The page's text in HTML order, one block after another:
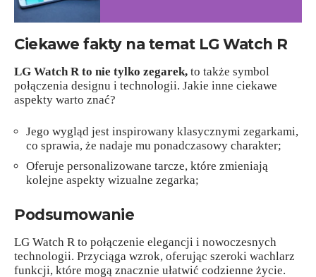
Ciekawe fakty na temat LG Watch R
LG Watch R to nie tylko zegarek, to także symbol
połączenia designu i technologii. Jakie inne ciekawe
aspekty warto znać?
Jego wygląd jest inspirowany klasycznymi zegarkami,
co sprawia, że nadaje mu ponadczasowy charakter;
Oferuje personalizowane tarcze, które zmieniają
kolejne aspekty wizualne zegarka;
Podsumowanie
LG Watch R to połączenie elegancji i nowoczesnych
technologii. Przyciąga wzrok, oferując szeroki wachlarz
funkcji, które mogą znacznie ułatwić codzienne życie.